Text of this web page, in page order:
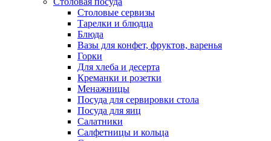
Столовые сервизы
Тарелки и блюдца
Блюда
Вазы для конфет, фруктов, варенья
Горки
Для хлеба и десерта
Креманки и розетки
Менажницы
Посуда для сервировки стола
Посуда для яиц
Салатники
Салфетницы и кольца